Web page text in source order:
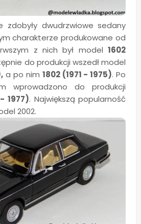
zdobyły dwudrzwiowe sedany
charakterze produkowane od
z nich był model1602
do produkcji wszedł model
a po nim 1802 (1971 - 1975). Po
wprowadzono do produkcji
1977). Największą popularność
2002.